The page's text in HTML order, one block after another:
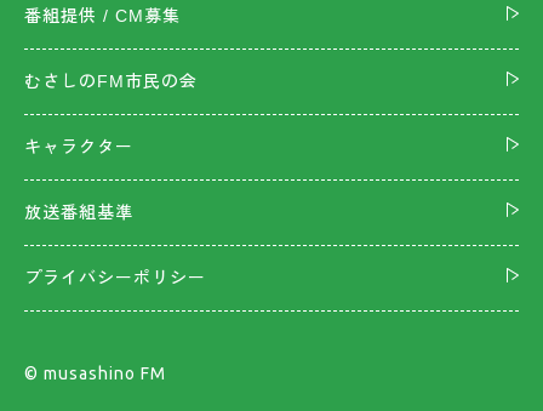
番組提供 / CM募集
むさしのFM市民の会
キャラクター
放送番組基準
プライバシーポリシー
©︎ musashino FM